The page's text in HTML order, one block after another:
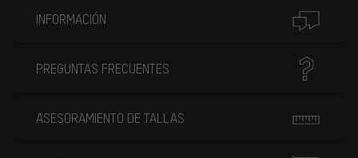
INFORMACIÓN
PREGUNTAS FRECUENTES
ASESORAMIENTO DE TALLAS